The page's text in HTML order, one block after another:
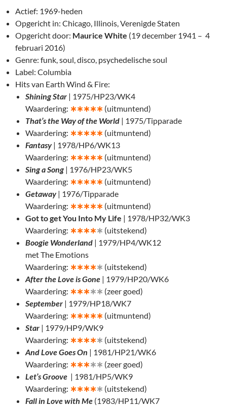
Actief: 1969-heden
Opgericht in: Chicago, Illinois, Verenigde Staten
Opgericht door: Maurice White (19 december 1941 – 4
februari 2016)
Genre: funk, soul, disco, psychedelische soul
Label: Columbia
Hits van Earth Wind & Fire:
Shining Star | 1975/HP23/WK4
Waardering: ∗∗∗∗∗ (uitmuntend)
That’s the Way of the World | 1975/Tipparade
Waardering: ∗∗∗∗∗ (uitmuntend)
Fantasy | 1978/HP6/WK13
Waardering: ∗∗∗∗∗ (uitmuntend)
Sing a Song | 1976/HP23/WK5
Waardering: ∗∗∗∗∗ (uitmuntend)
Getaway | 1976/Tipparade
Waardering: ∗∗∗∗∗ (uitmuntend)
Got to get You Into My Life | 1978/HP32/WK3
Waardering: ∗∗∗∗∗ (uitstekend)
Boogie Wonderland | 1979/HP4/WK12
met The Emotions
Waardering: ∗∗∗∗∗ (uitstekend)
After the Love is Gone | 1979/HP20/WK6
Waardering: ∗∗∗∗∗ (zeer goed)
September | 1979/HP18/WK7
Waardering: ∗∗∗∗∗ (uitmuntend)
Star | 1979/HP9/WK9
Waardering: ∗∗∗∗∗ (uitstekend)
And Love Goes On | 1981/HP21/WK6
Waardering: ∗∗∗∗∗ (zeer goed)
Let’s Groove | 1981/HP5/WK9
Waardering: ∗∗∗∗∗ (uitstekend)
Fall in Love with Me (1983/HP11/WK7